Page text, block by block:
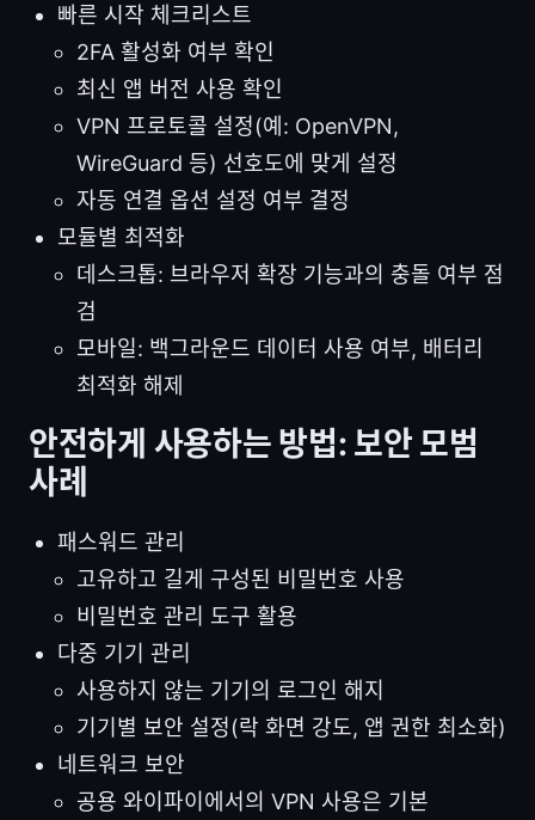
빠른 시작 체크리스트
2FA 활성화 여부 확인
최신 앱 버전 사용 확인
VPN 프로토콜 설정(예: OpenVPN,
WireGuard 등) 선호도에 맞게 설정
자동 연결 옵션 설정 여부 결정
모듈별 최적화
데스크톱: 브라우저 확장 기능과의 충돌 여부 점
검
모바일: 백그라운드 데이터 사용 여부, 배터리
최적화 해제
안전하게 사용하는 방법: 보안 모범
사례
패스워드 관리
고유하고 길게 구성된 비밀번호 사용
비밀번호 관리 도구 활용
다중 기기 관리
사용하지 않는 기기의 로그인 해지
기기별 보안 설정(락 화면 강도, 앱 권한 최소화)
네트워크 보안
공용 와이파이에서의 VPN 사용은 기본